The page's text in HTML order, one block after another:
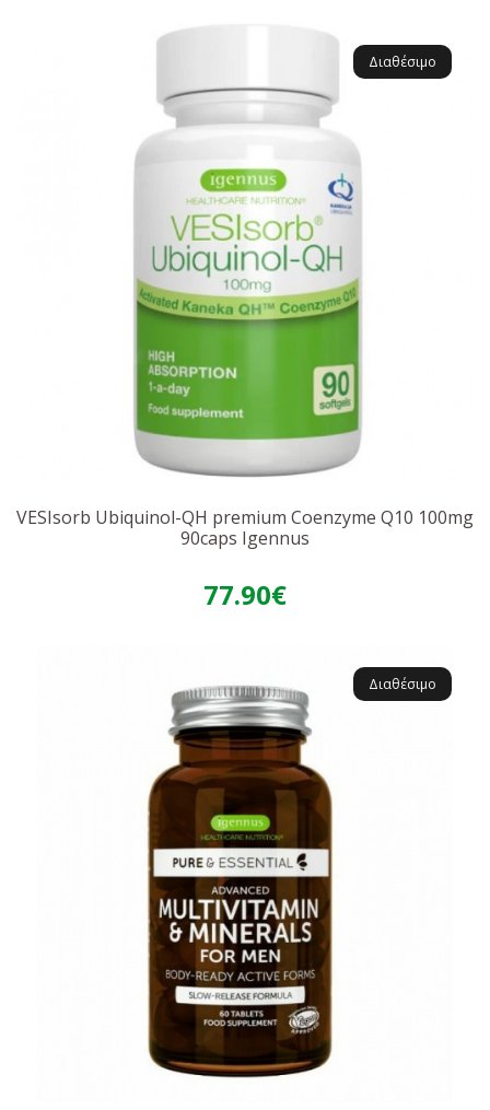
Διαθέσιμο
VESIsorb Ubiquinol-QH premium Coenzyme Q10 100mg
90caps Igennus
77.90€
Διαθέσιμο